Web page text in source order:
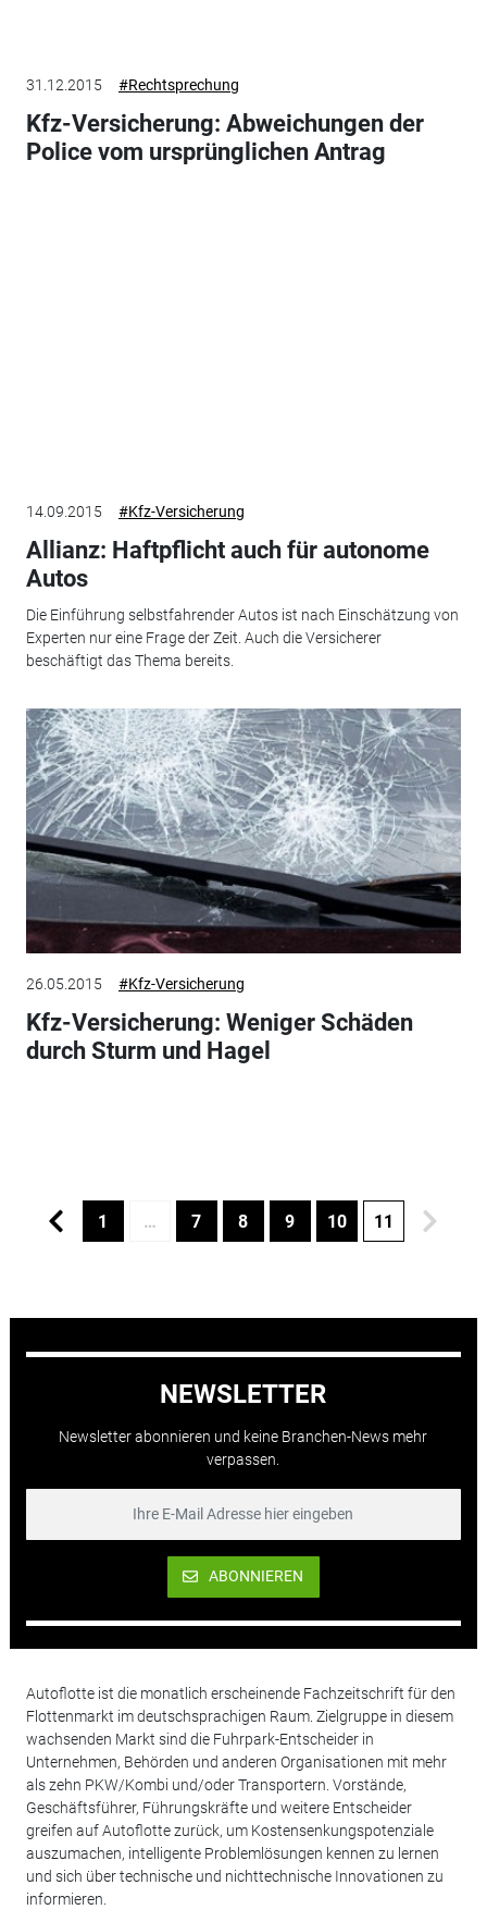
31.12.2015 #Rechtsprechung
Kfz-Versicherung: Abweichungen der
Police vom ursprünglichen Antrag
14.09.2015 #Kfz-Versicherung
Allianz: Haftpflicht auch für autonome
Autos
Die Einführung selbstfahrender Autos ist nach Einschätzung von
Experten nur eine Frage der Zeit. Auch die Versicherer
beschäftigt das Thema bereits.
26.05.2015 #Kfz-Versicherung
Kfz-Versicherung: Weniger Schäden
durch Sturm und Hagel
1 … 7 8 9 10 11
NEWSLETTER
Newsletter abonnieren und keine Branchen-News mehr
verpassen.
ABONNIEREN
Autoflotte ist die monatlich erscheinende Fachzeitschrift für den
Flottenmarkt im deutschsprachigen Raum. Zielgruppe in diesem
wachsenden Markt sind die Fuhrpark-Entscheider in
Unternehmen, Behörden und anderen Organisationen mit mehr
als zehn PKW/Kombi und/oder Transportern. Vorstände,
Geschäftsführer, Führungskräfte und weitere Entscheider
greifen auf Autoflotte zurück, um Kostensenkungspotenziale
auszumachen, intelligente Problemlösungen kennen zu lernen
und sich über technische und nichttechnische Innovationen zu
informieren.